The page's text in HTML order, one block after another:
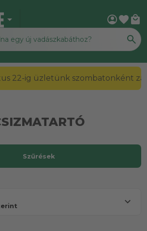
arrow_drop_down account_circlefavorite local_mall
augusztus 22-ig üzletünk
Szűrések